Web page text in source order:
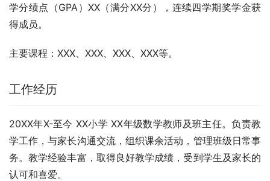
学分绩点（GPA）XX（满分XX分），连续四学期奖学金获
得成员。
主要课程：XXX、XXX、XXX、XXX等。
工作经历
20XX年X-至今 XX小学 XX年级数学教师及班主任。负责教
学工作，与家长沟通交流，组织课余活动，管理班级日常事
务。教学经验丰富，取得良好教学成绩，受到学生及家长的
认可和喜爱。